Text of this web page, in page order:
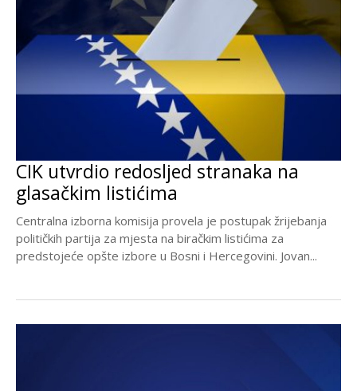
CIK utvrdio redosljed stranaka na
glasačkim listićima
Centralna izborna komisija provela je postupak žrijebanja
političkih partija za mjesta na biračkim listićima za
predstojeće opšte izbore u Bosni i Hercegovini. Jovan...